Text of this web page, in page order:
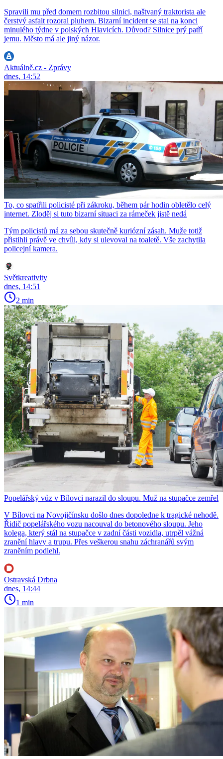
Spravili mu před domem rozbitou silnici, naštvaný traktorista ale
čerstvý asfalt rozoral pluhem. Bizarní incident se stal na konci
minulého týdne v polských Hlavicích. Důvod? Silnice prý patří
jemu. Město má ale jiný názor.
Aktuálně.cz - Zprávy
dnes, 14:52
To, co spatřili policisté při zákroku, během pár hodin obletělo celý
internet. Zloděj si tuto bizarní situaci za rámeček jistě nedá
Tým policistů má za sebou skutečně kuriózní zásah. Muže totiž
přistihli právě ve chvíli, kdy si ulevoval na toaletě. Vše zachytila
policejní kamera.
Světkreativity
dnes, 14:51
2 min
Popelářský vůz v Bílovci narazil do sloupu. Muž na stupačce zemřel
V Bílovci na Novojičínsku došlo dnes dopoledne k tragické nehodě.
Řidič popelářského vozu nacouval do betonového sloupu. Jeho
kolega, který stál na stupačce v zadní části vozidla, utrpěl vážná
zranění hlavy a trupu. Přes veškerou snahu záchranářů svým
zraněním podlehl.
Ostravská Drbna
dnes, 14:44
1 min